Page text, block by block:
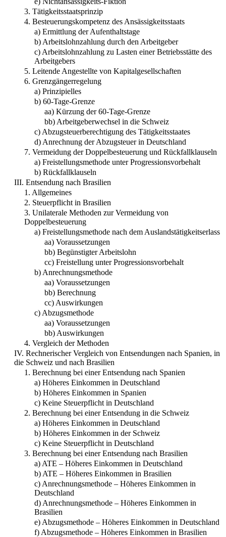
3. Tätigkeitsstaatsprinzip
4. Besteuerungskompetenz des Ansässigkeitsstaats
a) Ermittlung der Aufenthaltstage
b) Arbeitslohnzahlung durch den Arbeitgeber
c) Arbeitslohnzahlung zu Lasten einer Betriebsstätte des
Arbeitgebers
5. Leitende Angestellte von Kapitalgesellschaften
6. Grenzgängerregelung
a) Prinzipielles
b) 60-Tage-Grenze
aa) Kürzung der 60-Tage-Grenze
bb) Arbeitgeberwechsel in die Schweiz
c) Abzugsteuerberechtigung des Tätigkeitsstaates
d) Anrechnung der Abzugsteuer in Deutschland
7. Vermeidung der Doppelbesteuerung und Rückfallklauseln
a) Freistellungsmethode unter Progressionsvorbehalt
b) Rückfallklauseln
III. Entsendung nach Brasilien
1. Allgemeines
2. Steuerpflicht in Brasilien
3. Unilaterale Methoden zur Vermeidung von
Doppelbesteuerung
a) Freistellungsmethode nach dem Auslandstätigkeitserlass
aa) Voraussetzungen
bb) Begünstigter Arbeitslohn
cc) Freistellung unter Progressionsvorbehalt
b) Anrechnungsmethode
aa) Voraussetzungen
bb) Berechnung
cc) Auswirkungen
c) Abzugsmethode
aa) Voraussetzungen
bb) Auswirkungen
4. Vergleich der Methoden
IV. Rechnerischer Vergleich von Entsendungen nach Spanien, in
die Schweiz und nach Brasilien
1. Berechnung bei einer Entsendung nach Spanien
a) Höheres Einkommen in Deutschland
b) Höheres Einkommen in Spanien
c) Keine Steuerpflicht in Deutschland
2. Berechnung bei einer Entsendung in die Schweiz
a) Höheres Einkommen in Deutschland
b) Höheres Einkommen in der Schweiz
c) Keine Steuerpflicht in Deutschland
3. Berechnung bei einer Entsendung nach Brasilien
a) ATE – Höheres Einkommen in Deutschland
b) ATE – Höheres Einkommen in Brasilien
c) Anrechnungsmethode – Höheres Einkommen in
Deutschland
d) Anrechnungsmethode – Höheres Einkommen in
Brasilien
e) Abzugsmethode – Höheres Einkommen in Deutschland
f) Abzugsmethode – Höheres Einkommen in Brasilien